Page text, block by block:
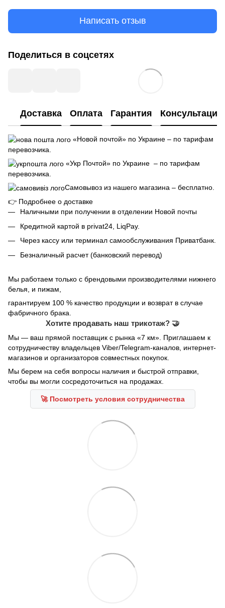
Написать отзыв
Поделиться в соцсетях
Доставка Оплата Гарантия Консультация
«Новой почтой» по Украине – по тарифам
перевозчика.
«Укр Почтой» по Украине – по тарифам
перевозчика.
Самовывоз из нашего магазина – бесплатно.
👉 Подробнее о доставке
Наличными при получении в отделении Новой почты
Кредитной картой в privat24, LiqPay.
Через кассу или терминал самообслуживания Приватбанк.
Безналичный расчет (банковский перевод)
Мы работаем только с брендовыми производителями нижнего
белья, и пижам,
гарантируем 100 % качество продукции и возврат в случае
фабричного брака.
Хотите продавать наш трикотаж? 🤝
Мы — ваш прямой поставщик с рынка «7 км». Приглашаем к
сотрудничеству владельцев Viber/Telegram-каналов, интернет-
магазинов и организаторов совместных покупок.
Мы берем на себя вопросы наличия и быстрой отправки,
чтобы вы могли сосредоточиться на продажах.
🚀 Посмотреть условия сотрудничества